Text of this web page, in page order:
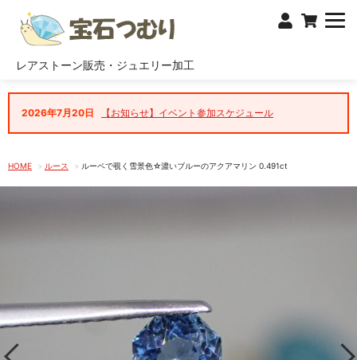
レアストーン販売・ジュエリー加工
2026年7月20日 【お知らせ】イベント参加スケジュール
HOME ルース ルーペで覗く雪景色☆濃いブルーのアクアマリン 0.491ct